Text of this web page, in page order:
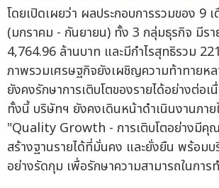
โดยเปิดเผยว่า ผลประกอบการรวมของ 9
(มกราคม - กันยายน) ทั้ง 3 กลุ่มธุรกิจ มีรา
4,764.96 ล้านบาท และมีกำไรสุทธิรวม
ภาพรวมเศรษฐกิจยังเผชิญความท้าทายห
ยังคงรักษาการเติบโตของรายได้อย่างต่อ
ทั้งนี้ บริษัทฯ ยังคงเดินหน้าดำเนินงานภา
"Quality Growth - การเติบโตอย่างมีคุ
สร้างฐานรายได้ที่มั่นคง และยั่งยืน พร้อม
อย่างรัดกุม เพื่อรักษาความสามารถในการท